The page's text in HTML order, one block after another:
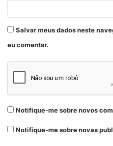
Salvar meus dados neste
eu comentar.
Notifique-me sobre novos
Notifique-me sobre novas